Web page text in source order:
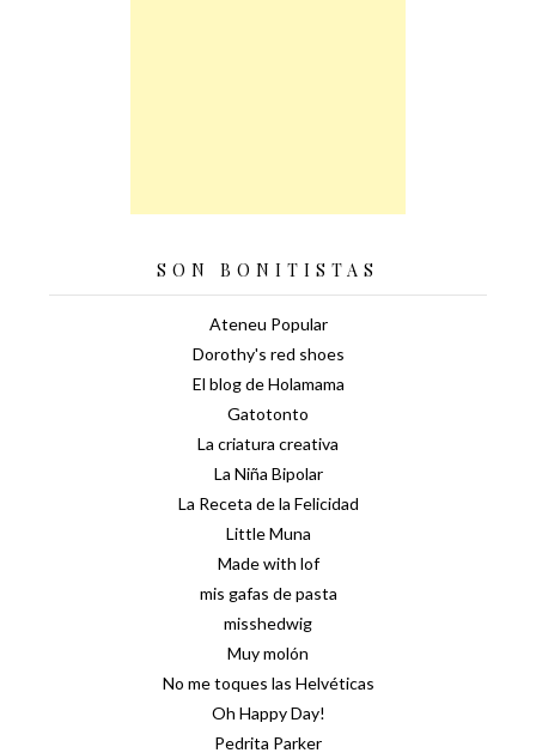
SON BONITISTAS
Ateneu Popular
Dorothy's red shoes
El blog de Holamama
Gatotonto
La criatura creativa
La Niña Bipolar
La Receta de la Felicidad
Little Muna
Made with lof
mis gafas de pasta
misshedwig
Muy molón
No me toques las Helvéticas
Oh Happy Day!
Pedrita Parker